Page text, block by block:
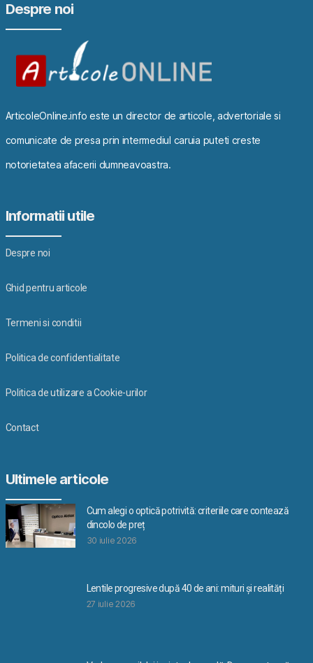
Despre noi
ArticoleOnline.info este un director de articole, advertoriale si
comunicate de presa prin intermediul caruia puteti creste
notorietatea afacerii dumneavoastra.
Informatii utile
Despre noi
Ghid pentru articole
Termeni si conditii
Politica de confidentialitate
Politica de utilizare a Cookie-urilor
Contact
Ultimele articole
Cum alegi o optică potrivită: criteriile care contează
dincolo de preț
30 iulie 2026
Lentile progresive după 40 de ani: mituri și realități
27 iulie 2026